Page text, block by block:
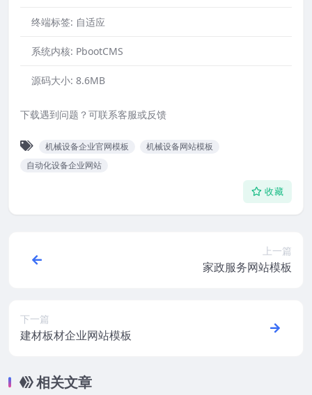
终端标签: 自适应
系统内核: PbootCMS
源码大小: 8.6MB
下载遇到问题？可联系客服或反馈
机械设备企业官网模板
机械设备网站模板
自动化设备企业网站
收藏
上一篇
家政服务网站模板
下一篇
建材板材企业网站模板
相关文章